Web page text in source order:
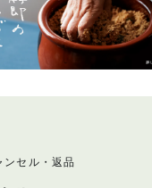
ンセル・返品